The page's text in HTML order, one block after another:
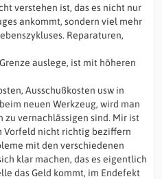
verstehen ist, das es nicht nur
ankommt, sondern viel mehr
Reparaturen,
auslege, ist mit höheren
Ausschußkosten usw in
neuen Werkzeug, wird man
vernachlässigen sind. Mir ist
Vorfeld nicht richtig beziffern
mit den verschiedenen
klar machen, das es eigentlich
das Geld kommt, im Endefekt